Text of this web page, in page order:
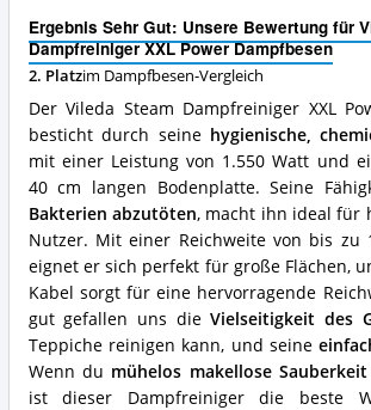
Ergebnis Sehr Gut: Unsere Bewertung für
Dampfreiniger XXL Power Dampfbesen
2. Platzim Dampfbesen-Vergleich
Der Vileda Steam Dampfreiniger XXL
besticht durch seine hygienische,
mit einer Leistung von 1.550 Watt und
40 cm langen Bodenplatte. Seine
Bakterien abzutöten, macht ihn ideal für
Nutzer. Mit einer Reichweite von bis zu
eignet er sich perfekt für große Flächen,
Kabel sorgt für eine hervorragende
gut gefallen uns dieVielseitigkeit des
Teppiche reinigen kann, und seine
Wenn du mühelos makellose
ist dieser Dampfreiniger die beste
Power
Dampfbesen
Vorteile:
Was
spricht
für
diesen
Dampfbesen?